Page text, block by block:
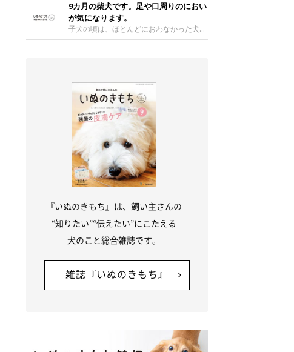
9カ月の柴犬です。足や口周りのにおい
が気になります。
子犬の頃は、ほとんどにおわなかった犬
も、成長するにつれて犬独特のにおいがし
『いぬのきもち』は、飼い主さんの
“知りたい”“伝えたい”にこたえる
犬のこと総合雑誌です。
雑誌『いぬのきもち』